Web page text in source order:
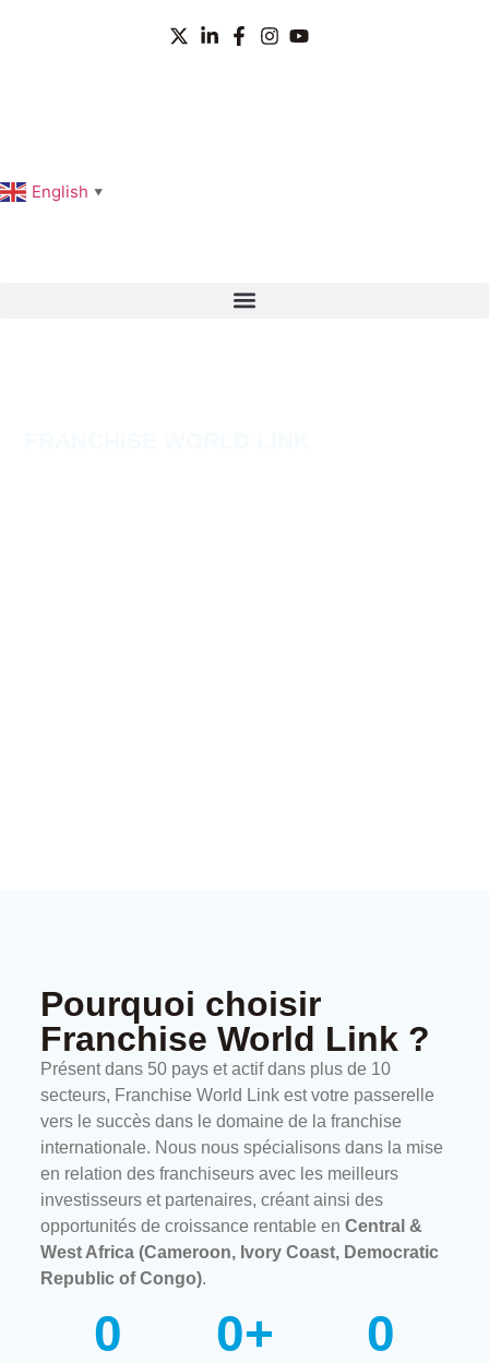
English ▼
Pourquoi choisir
Franchise World Link ?
Présent dans 50 pays et actif dans plus de 10
secteurs, Franchise World Link est votre passerelle
vers le succès dans le domaine de la franchise
internationale. Nous nous spécialisons dans la mise
en relation des franchiseurs avec les meilleurs
investisseurs et partenaires, créant ainsi des
opportunités de croissance rentable en Central &
West Africa (Cameroon, Ivory Coast, Democratic
Republic of Congo).
0 0+ 0